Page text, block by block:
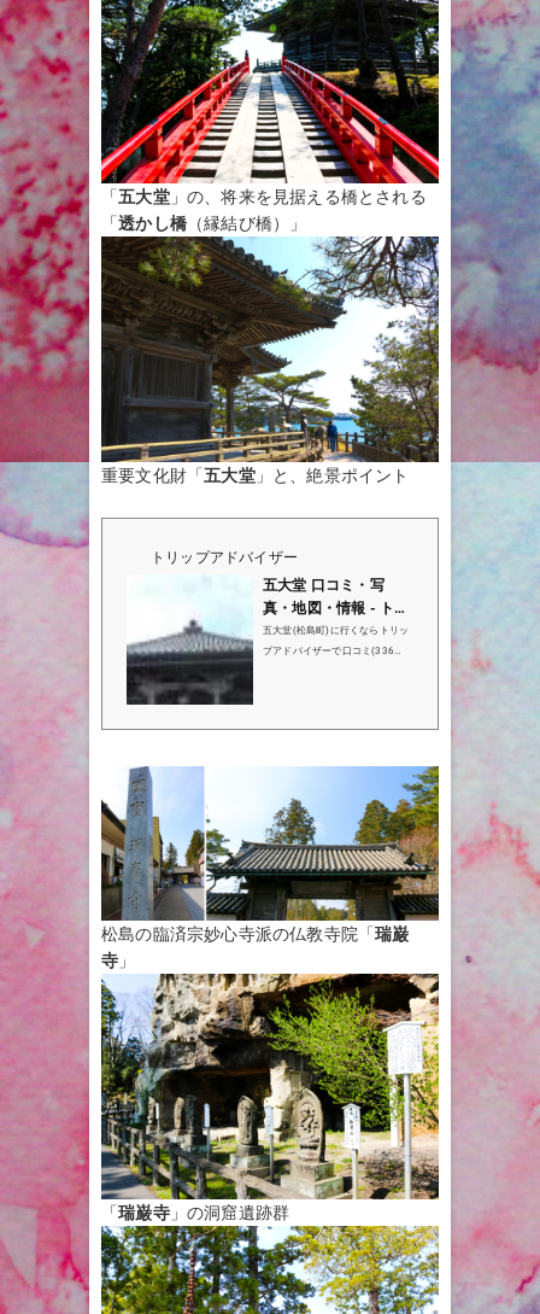
「五大堂」の、将来を見据える橋とされる
「透かし橋 （縁結び橋）」
重要文化財「五大堂」と、絶景ポイント
トリップアドバイザー
五大堂 口コミ・写
真・地図・情報 - トリ
ップアドバイザー
五大堂(松島町)に行くならトリッ
プアドバイザーで口コミ(336
松島の臨済宗妙心寺派の仏教寺院「瑞巌
寺 」
「瑞巌寺」の洞窟遺跡群